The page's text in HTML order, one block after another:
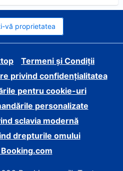
vă proprietatea
Termeni și Condiții
privind confidențialitatea
pentru cookie-uri
personalizate
sclavia modernă
drepturile omului